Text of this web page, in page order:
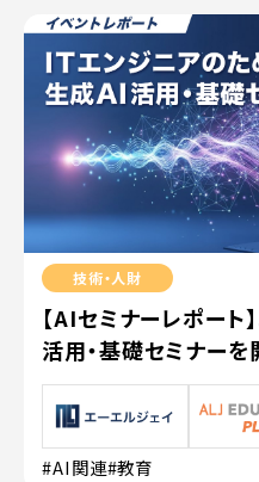
技術・人財
【AIセミナーレポー
活用・基礎セミナーを
#AI関連#教育